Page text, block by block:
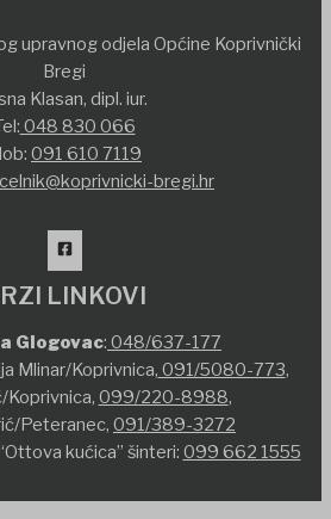
upravnog odjela Općine Koprivnički
Bregi
Klasan, dipl. iur.
048 830 066
091 610 7119
bregi.hr
LINKOVI
Glogovac: 048/637-177
Mlinar/Koprivnica, 091/5080-773,
Koprivnica, 099/220-8988,
Peteranec, 091/389-3272
kućica” šinteri: 099 662 1555